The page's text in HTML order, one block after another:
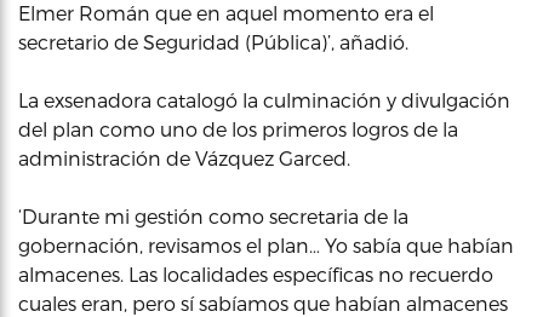
Elmer Román que en aquel momento era el
secretario de Seguridad (Pública)’, añadió.
La exsenadora catalogó la culminación y divulgación
del plan como uno de los primeros logros de la
administración de Vázquez Garced.
‘Durante mi gestión como secretaria de la
gobernación, revisamos el plan… Yo sabía que habían
almacenes. Las localidades específicas no recuerdo
cuales eran, pero sí sabíamos que habían almacenes